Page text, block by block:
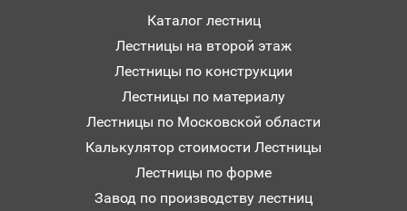
Каталог лестниц
Лестницы на второй этаж
Лестницы по конструкции
Лестницы по материалу
Лестницы по Московской области
Калькулятор стоимости Лестницы
Лестницы по форме
Завод по производству лестниц